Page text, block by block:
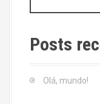
a
c
h
Posts
Olá, mundo!